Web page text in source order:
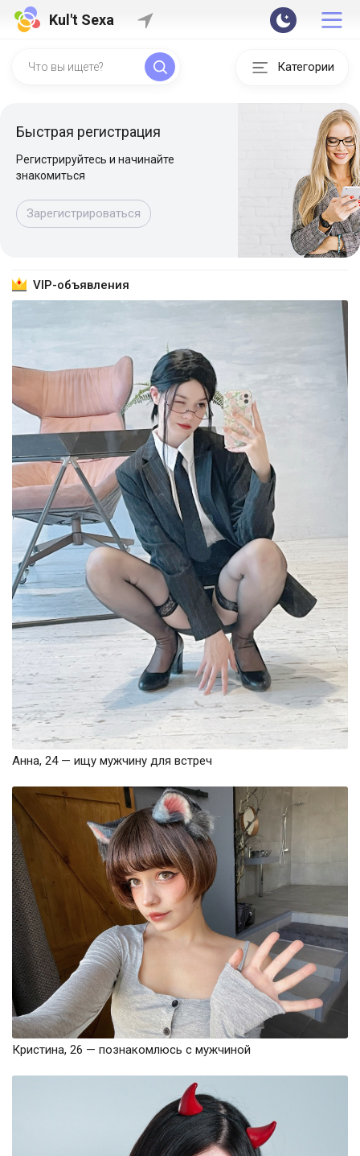
Kul't Sexa
Категории
Быстрая регистрация
Регистрируйтесь и начинайте
знакомиться
Зарегистрироваться
VIP-объявления
Анна, 24 — ищу мужчину для встреч
Кристина, 26 — познакомлюсь с мужчиной